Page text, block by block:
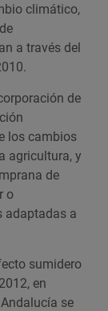
climático,
a través del
de
los cambios
agricultura, y
de
o
adaptadas a
sumidero
en
se